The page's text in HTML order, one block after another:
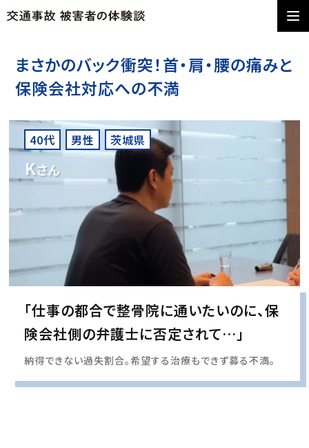
まさかのバック衝突！首・肩・腰の痛みと
保険会社対応への不満
40代 男性 茨城県
Kさん
「仕事の都合で整骨院に通いたいのに、保
険会社側の弁護士に否定されて…」
納得できない過失割合。希望する治療もできず募る不満。